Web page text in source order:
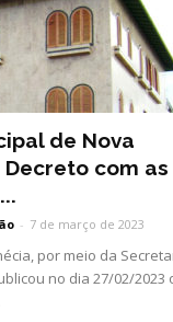
de Nova
com as
- 7 de março de 2023
por meio da
no dia 27/02/2023